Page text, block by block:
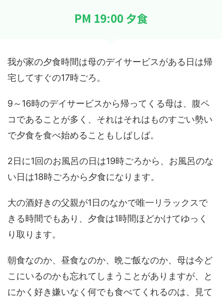
PM 19:00 夕食
我が家の夕食時間は母のデイサービスがある日は帰
宅してすぐの17時ごろ。
9～16時のデイサービスから帰ってくる母は、腹ペ
コであることが多く、それはそれはものすごい勢い
で夕食を食べ始めることもしばしば。
2日に1回のお風呂の日は19時ごろから、お風呂のな
い日は18時ごろから夕食になります。
大の酒好きの父親が1日のなかで唯一リラックスで
きる時間でもあり、夕食は1時間ほどかけてゆっく
り取ります。
朝食なのか、昼食なのか、晩ご飯なのか、母は今ど
こにいるのかも忘れてしまうことがありますが、と
にかく好き嫌いなく何でも食べてくれるのは、見て